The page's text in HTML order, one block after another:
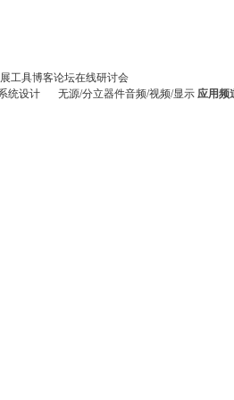
工具博客论坛在线研讨会
统设计
无源/分立器件音频/视频/显示 应用频